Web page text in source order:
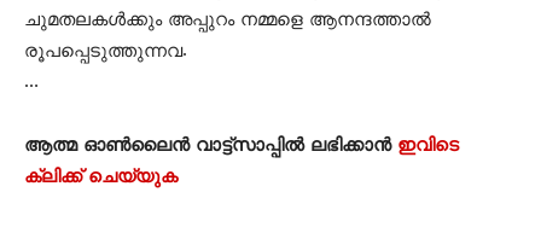
ചുമതലകൾക്കും അപ്പുറം നമ്മളെ ആനന്ദത്താൽ
രൂപപ്പെടുത്തുന്നവ.
…
ആത്മ ഓൺലൈൻ വാട്ട്സാപ്പിൽ ലഭിക്കാൻ ഇവിടെ
ക്ലിക്ക് ചെയ്യുക